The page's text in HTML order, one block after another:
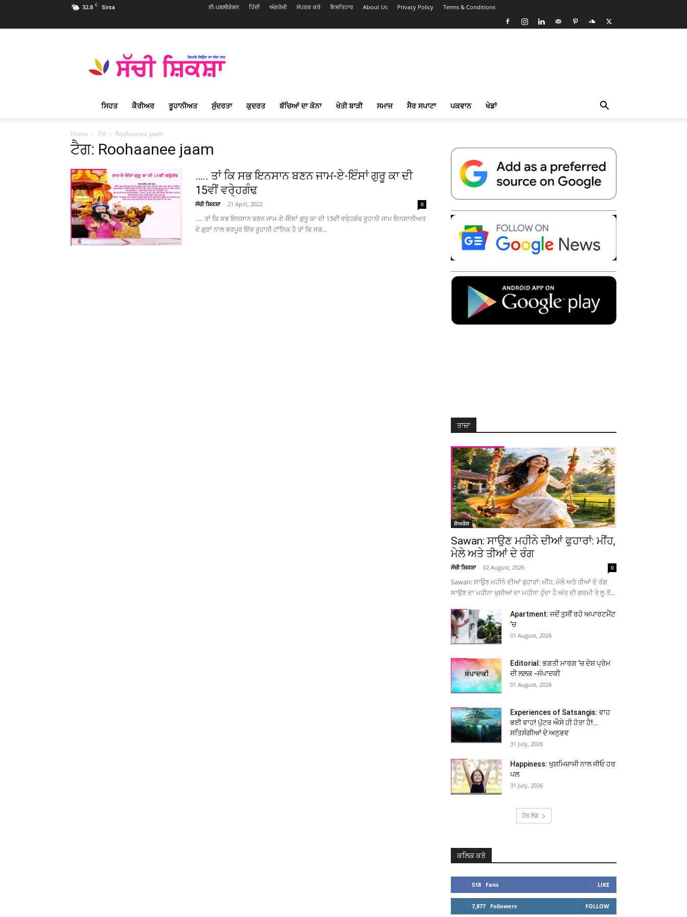
32.8 C Sirsa ਈ-ਪਬਲੀਕੇਸ਼ਨ ਹਿੰਦੀ ਅੰਗਰੇਜ਼ੀ ਸੰਪਰਕ ਕਰੋ ਇਸ਼ਤਿਹਾਰ About Us Privacy Policy Terms & Conditions
Shiksha
Punjabi
ਸ਼ਿਕਸ਼ਾ
ਪ੍ਰਸਿੱਧ
ਮੈਗਜ਼ੀਨ
ਸਿਹਤ ਕੈਰੀਅਰ ਰੂਹਾਨੀਅਤ ਸੁੰਦਰਤਾ ਕੁਦਰਤ ਬੱਚਿਆਂ ਦਾ ਕੋਨਾ ਖੇਤੀ ਬਾੜੀ ਸਮਾਜ ਸੈਰ ਸਪਾਟਾ ਪਕਵਾਨ ਖੇਡਾਂ
Home ਟੈਗ Roohaanee jaam
ਟੈਗ: Roohaanee jaam
….. ਤਾਂ ਕਿ ਸਭ ਇਨਸਾਨ ਬਣਨ ਜਾਮ-ਏ-ਇੰਸਾਂ ਗੁਰੂ ਕਾ ਦੀ
15ਵੀਂ ਵਰੇ੍ਹਗੰਢ
ਸੱਚੀ ਸ਼ਿਕਸ਼ਾ - 21 April, 2022 0
..... ਤਾਂ ਕਿ ਸਭ ਇਨਸਾਨ ਬਣਨ ਜਾਮ-ਏ-ਇੰਸਾਂ ਗੁਰੂ ਕਾ ਦੀ 15ਵੀਂ ਵਰੇ੍ਹਗੰਢ ਰੂਹਾਨੀ ਜਾਮ ਇਨਸਾਨੀਅਤ
ਦੇ ਗੁਣਾਂ ਨਾਲ ਭਰਪੂਰ ਇੱਕ ਰੂਹਾਨੀ ਟਾੱਨਿਕ ਹੈ ਤਾਂ ਕਿ ਸਭ...
ਤਾਜ਼ਾ
ਸ਼ੋਅਕੇਸ
Sawan: ਸਾਉਣ ਮਹੀਨੇ ਦੀਆਂ ਫੁਹਾਰਾਂ: ਮੀਂਹ,
ਮੇਲੇ ਅਤੇ ਤੀਆਂ ਦੇ ਰੰਗ
ਸੱਚੀ ਸ਼ਿਕਸ਼ਾ - 02 August, 2026 0
Sawan: ਸਾਉਣ ਮਹੀਨੇ ਦੀਆਂ ਫੁਹਾਰਾਂ: ਮੀਂਹ, ਮੇਲੇ ਅਤੇ ਤੀਆਂ ਦੇ ਰੰਗ
ਸਾਉਣ ਦਾ ਮਹੀਨਾ ਖੁਸ਼ੀਆਂ ਦਾ ਮਹੀਨਾ ਹੁੰਦਾ ਹੈ ਅੱਤ ਦੀ ਗਰਮੀ ਤੇ ਲੂ ਤੋਂ...
Apartment: ਜਦੋਂ ਤੁਸੀਂ ਰਹੋ ਅਪਾਰਟਮੈਂਟ
’ਚ
01 August, 2026
Editorial: ਭਗਤੀ ਮਾਰਗ ’ਚ ਦੇਸ਼ ਪ੍ਰੇਮ
ਦੀ ਲਲਕ -ਸੰਪਾਦਕੀ
01 August, 2026
Experiences of Satsangis: ਵਾਹ
ਭਈ ਵਾਹ! ਪੁੱਟਰ ਐਸੇ ਹੀ ਹੋਤਾ ਹੈ!…
ਸਤਿਸੰਗੀਆਂ ਦੇ ਅਨੁਭਵ
31 July, 2026
Happiness: ਖੁਸ਼ਮਿਜ਼ਾਜੀ ਨਾਲ ਜੀਓ ਹਰ
ਪਲ
31 July, 2026
ਹੋਰ ਲੋਡ
ਕਲਿਕ ਕਰੋ
518 Fans LIKE
7,877 Followers FOLLOW